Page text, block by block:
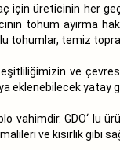
için üreticinin her
tohum ayırma
tohumlar, temiz
ve
eklenebilecek yatay
vahimdir. GDO‘ lu
ve kısırlık gibi